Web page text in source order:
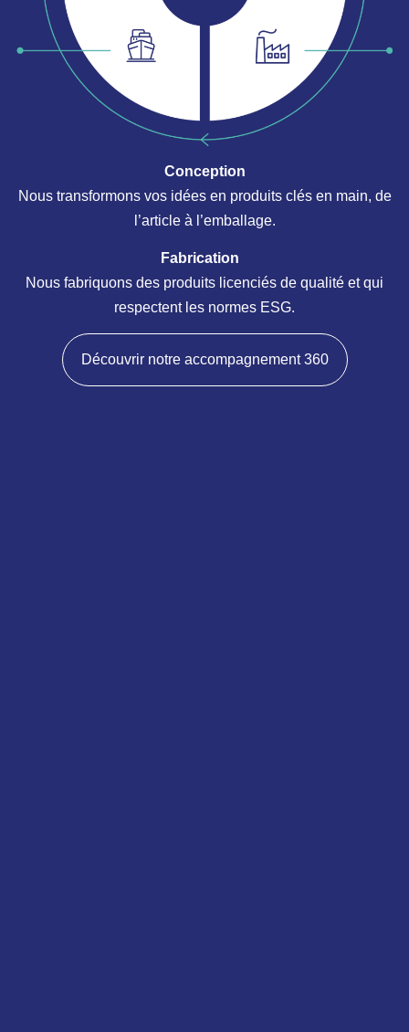
Conception
Nous transformons vos idées en produits clés en main, de
l’article à l’emballage.
Fabrication
Nous fabriquons des produits licenciés de qualité et qui
respectent les normes ESG.
Découvrir notre accompagnement 360